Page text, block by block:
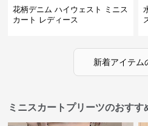
花柄デニム ハイウェスト ミニス
カート レディース
新着アイテム
ミニスカートプリーツのおすす